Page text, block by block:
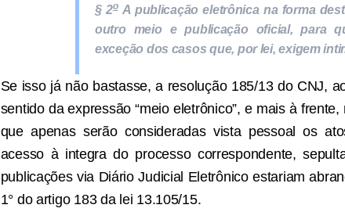
§ 2oA publicação eletrônica na forma
outro meio e publicação oficial, para
exceção dos casos que, por lei, exigem
Se isso já não bastasse, a resolução 185/13 do CNJ,
sentido da expressão “meio eletrônico”, e mais à
que apenas serão consideradas vista pessoal os
acesso à integra do processo correspondente,
publicações via Diário Judicial Eletrônico estariam
1° do artigo 183 da lei 13.105/15.